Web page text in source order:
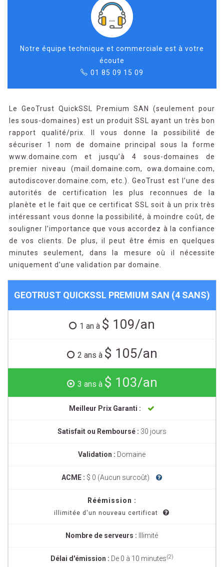
Notre équipe technique et commerciale est à votre
écoute
01 85 09 15 09
Le GeoTrust QuickSSL Premium SAN (seulement pour
les sous-domaines) est un produit SSL ayant un très bon
rapport qualité/prix. Il vous donne la possibilité de
sécuriser 1 nom de domaine principal sous la forme
www.domaine.com et jusqu’à 4 sous-domaines de
premier niveau (mail.domaine.com, owa.domaine.com,
autodiscover.domaine.com, etc.). GeoTrust est l’une des
autorités de certification les plus reconnues de la
planète et le fait que ce certificat SSL soit à un prix très
intéressant vous donne la possibilité, à moindre coût, de
souligner l’importance que vous accordez à la confiance
de vos clients. De plus, il peut être émis en quelques
minutes seulement, dans la mesure où il nécessite
uniquement d’une validation par domaine.
GEOTRUST QUICKSSL PREMIUM SAN (4 SANS)
1 an à $ 109/an
2 ans à $ 105/an
3 ans à $ 103/an
Meilleur Prix Garanti :
Satisfait ou Remboursé : 30 jours
Validation : Domaine
ACME : $ 0 (Aucun surcoût)
Réémission :
illimitée d'un nouveau certificat
Nombre de serveurs : Illimité
Délai d'émission : De 0 à 10 minutes(2)